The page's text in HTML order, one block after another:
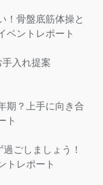
！骨盤底筋体操と
ベントレポート
入れ提案
期？上手に向き合
ト
ごしましょう！
トレポート